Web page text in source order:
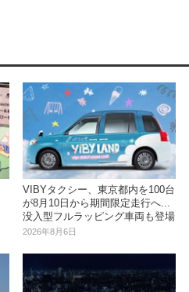
VIBYタクシー、東京都内を100台
が8月10日から期間限定走行へ...
没入型フルラッピング車両も登場
2026年8月6日